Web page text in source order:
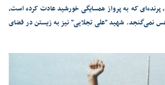
که به پرواز همسایگی خورشید عادت کرده است،
نمی‌گنجد. شهید "علی تجلایی" نیز به زیستن در فضای